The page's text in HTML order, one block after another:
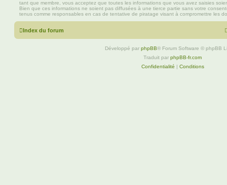
tant que membre, vous acceptez que toutes les informations que vous avez saisies
Bien que ces informations ne soient pas diffusées à une tierce partie sans votre
tenus comme responsables en cas de tentative de piratage visant à compromettre les
Index du forum
Développé par phpBB® Forum Software © phpBB
Traduit par phpBB-fr.com
Confidentialité | Conditions